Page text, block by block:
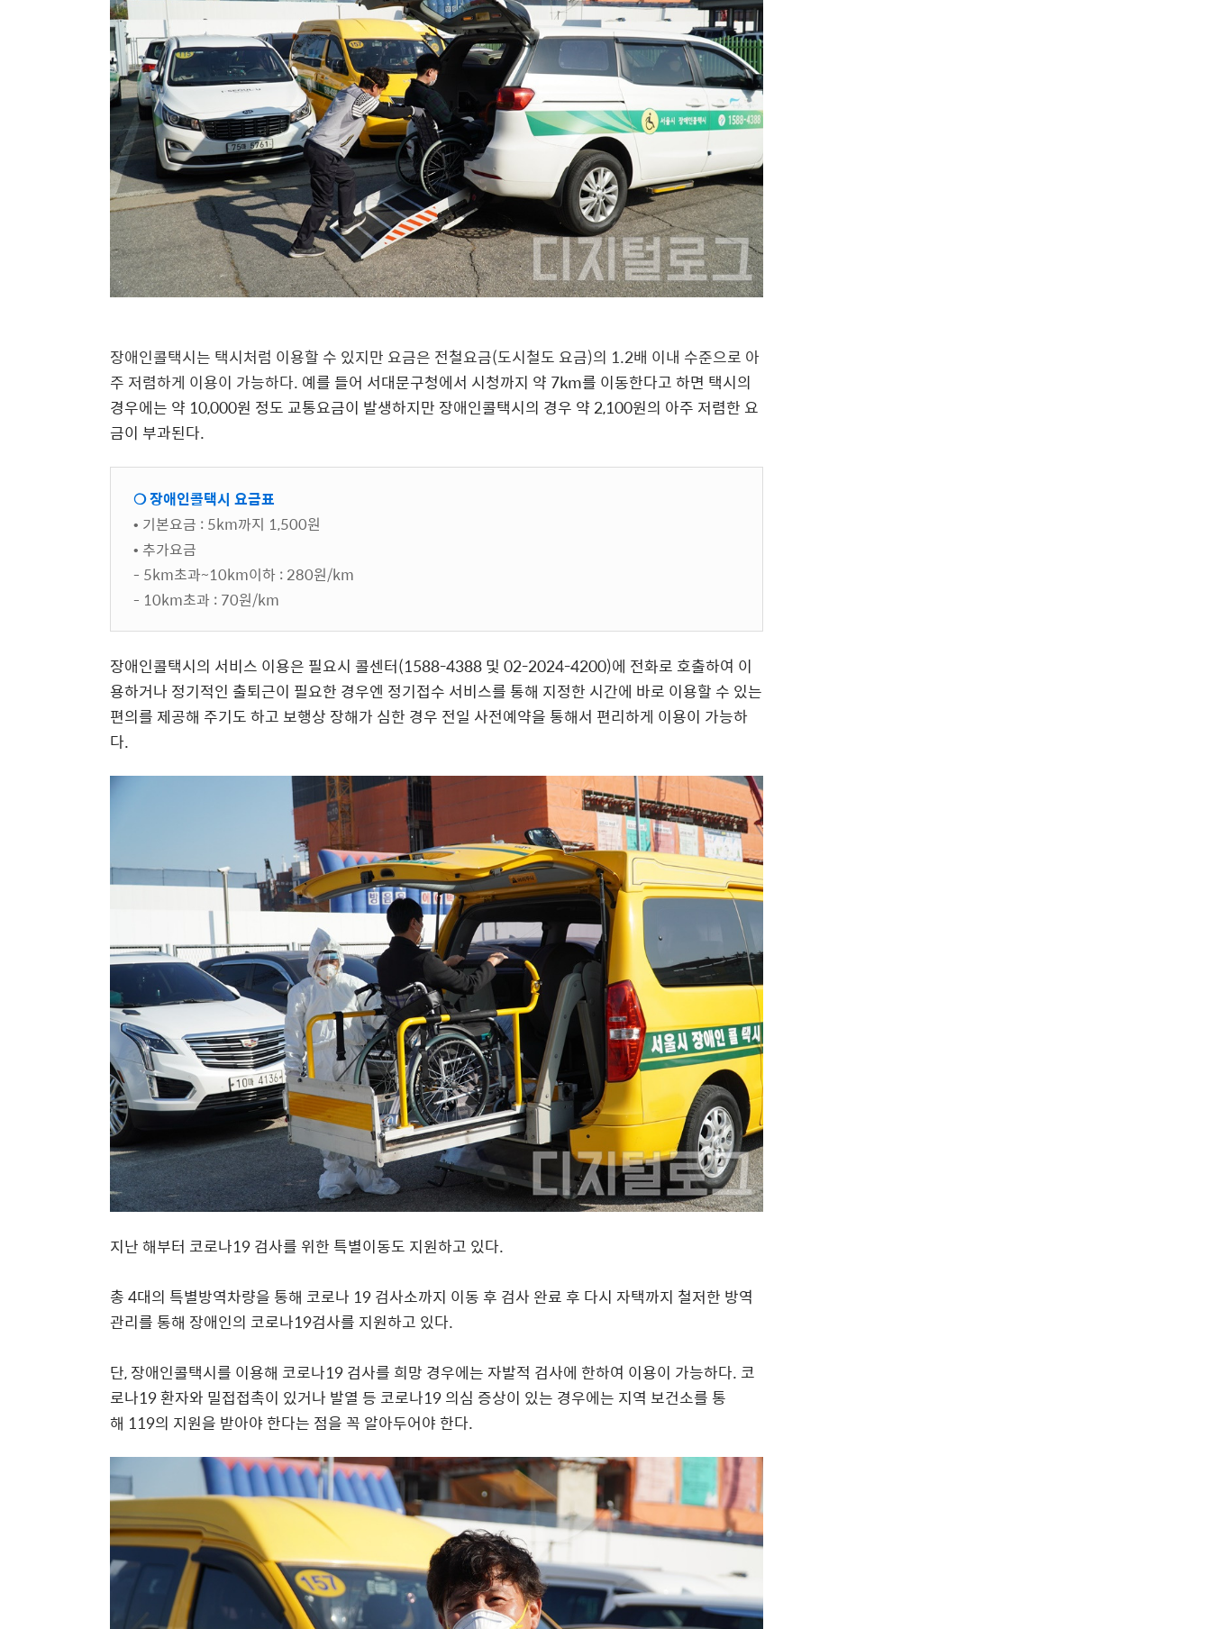
장애인콜택시는 택시처럼 이용할 수 있지만 요금은 전철요금(도시철도 요금)의 1.2배 이내 수준으로 아
주 저렴하게 이용이 가능하다. 예를 들어 서대문구청에서 시청까지 약 7km를 이동한다고 하면 택시의
경우에는 약 10,000원 정도 교통요금이 발생하지만 장애인콜택시의 경우 약 2,100원의 아주 저렴한 요
금이 부과된다.
❍ 장애인콜택시 요금표
• 기본요금 : 5km까지 1,500원
• 추가요금
- 5km초과~10km이하 : 280원/km
- 10km초과 : 70원/km
장애인콜택시의 서비스 이용은 필요시 콜센터(1588-4388 및 02-2024-4200)에 전화로 호출하여 이
용하거나 정기적인 출퇴근이 필요한 경우엔 정기접수 서비스를 통해 지정한 시간에 바로 이용할 수 있는
편의를 제공해 주기도 하고 보행상 장해가 심한 경우 전일 사전예약을 통해서 편리하게 이용이 가능하
다.
지난 해부터 코로나19 검사를 위한 특별이동도 지원하고 있다.
총 4대의 특별방역차량을 통해 코로나 19 검사소까지 이동 후 검사 완료 후 다시 자택까지 철저한 방역
관리를 통해 장애인의 코로나19검사를 지원하고 있다.
단, 장애인콜택시를 이용해 코로나19 검사를 희망 경우에는 자발적 검사에 한하여 이용이 가능하다. 코
로나19 환자와 밀접접촉이 있거나 발열 등 코로나19 의심 증상이 있는 경우에는 지역 보건소를 통
해 119의 지원을 받아야 한다는 점을 꼭 알아두어야 한다.